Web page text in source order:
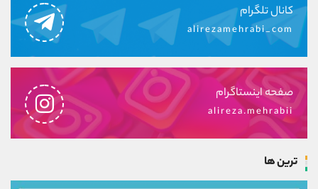
کانال تلگرام
alirezamehrabi_com
صفحه اینستاگرام
alireza.mehrabii
ترین ها